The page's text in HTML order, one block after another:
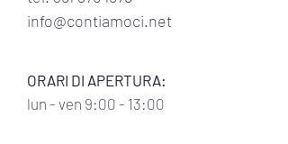
info@contiamoci.net
ORARI DI APERTURA:
lun - ven 9:00 - 13:00